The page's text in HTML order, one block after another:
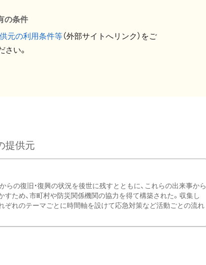
の条件
元の利用条件等（外部サイトへリンク）をご
さい。
提供元
の復旧・復興の状況を後世に残すとともに、これらの出来事から
ため、市町村や防災関係機関の協力を得て構築された。収集し
ぞれのテーマごとに時間軸を設けて応急対策など活動ごとの流れ